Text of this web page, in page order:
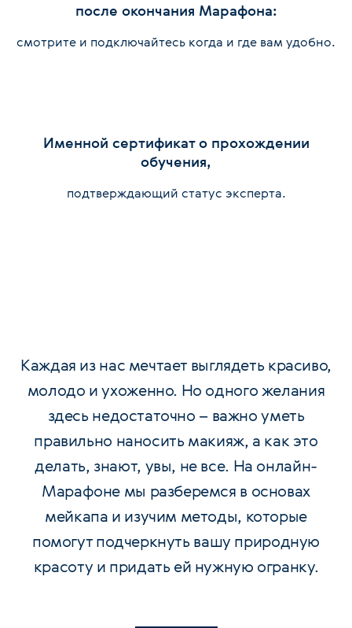
после окончания Марафона:
смотрите и подключайтесь когда и где вам удобно.
Именной сертификат о прохождении
обучения,
подтверждающий статус эксперта.
Каждая из нас мечтает выглядеть красиво,
молодо и ухоженно. Но одного желания
здесь недостаточно – важно уметь
правильно наносить макияж, а как это
делать, знают, увы, не все. На онлайн-
Марафоне мы разберемся в основах
мейкапа и изучим методы, которые
помогут подчеркнуть вашу природную
красоту и придать ей нужную огранку.